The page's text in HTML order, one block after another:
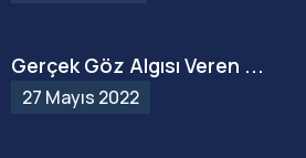
Gerçek Göz Algısı Veren ...
27 Mayıs 2022